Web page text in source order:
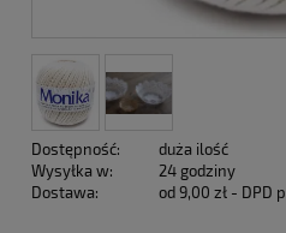
Dostępność:
duża ilość
Wysyłka w:
24 godziny
Dostawa:
od 9,00 zł - DPD
Cena nie zawiera